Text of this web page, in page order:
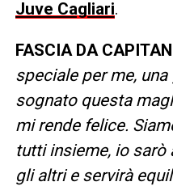
Juve Cagliari.
FASCIA DA
speciale per me,
sognato questa
mi rende felice.
tutti insieme, io
gli altri e servirà